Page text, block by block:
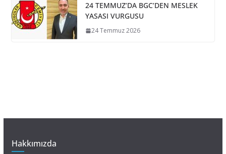
24 TEMMUZ’DA BGC’DEN MESLEK
YASASI VURGUSU
24 Temmuz 2026
Hakkımızda